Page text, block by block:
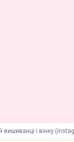
вишиванці і вінку